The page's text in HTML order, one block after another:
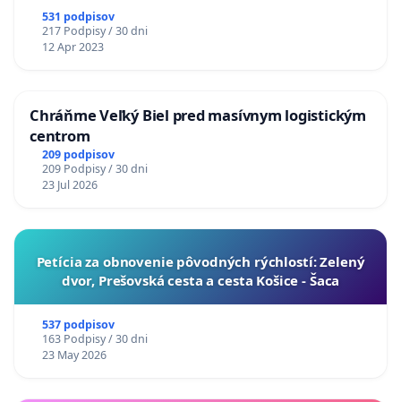
531 podpisov
217 Podpisy / 30 dni
12 Apr 2023
Chráňme Veľký Biel pred masívnym logistickým
centrom
209 podpisov
209 Podpisy / 30 dni
23 Jul 2026
​Petícia za obnovenie pôvodných rýchlostí: Zelený
dvor, Prešovská cesta a cesta Košice - Šaca
537 podpisov
163 Podpisy / 30 dni
23 May 2026